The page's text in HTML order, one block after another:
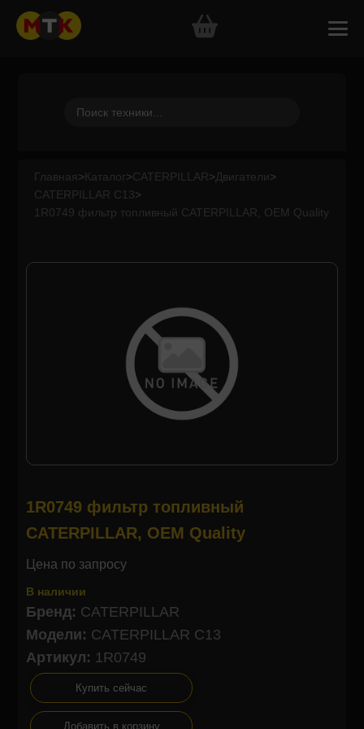
Главная>Каталог>CATERPILLAR>Двигатели>
CATERPILLAR C13>
1R0749 фильтр топливный CATERPILLAR, OEM Quality
1R0749 фильтр топливный
CATERPILLAR, OEM Quality
Цена по запросу
В наличии
Бренд: CATERPILLAR
Модели: CATERPILLAR C13
Артикул: 1R0749
Купить сейчас
Добавить в корзину